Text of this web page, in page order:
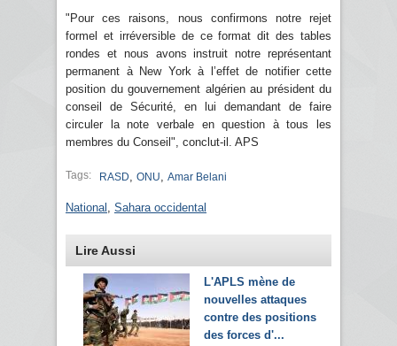
"Pour ces raisons, nous confirmons notre rejet
formel et irréversible de ce format dit des tables
rondes et nous avons instruit notre représentant
permanent à New York à l’effet de notifier cette
position du gouvernement algérien au président du
conseil de Sécurité, en lui demandant de faire
circuler la note verbale en question à tous les
membres du Conseil", conclut-il. APS
Tags: RASD ONU Amar Belani
National Sahara occidental
Lire Aussi
L'APLS mène de
nouvelles attaques
contre des positions
des forces d'...